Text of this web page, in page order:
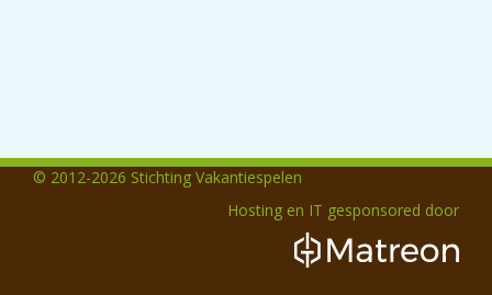
© 2012-2026 Stichting Vakantiespelen
Hosting en IT gesponsored door